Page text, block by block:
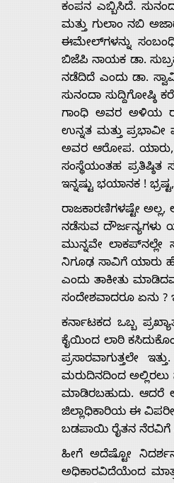
ಕಂಪನ ಎಬ್ಬಿಸಿದೆ.
ಮತ್ತು ಗುಲಾಂ ನಬಿ
ಈಮೇಲ್‌ಗಳನ್ನು
ಬಿಜೆಪಿ ನಾಯಕ ಡಾ.
ನಡೆದಿದೆ ಎಂದು ಡಾ.
ಸುನಂದಾ
ಗಾಂಧಿ ಅವರ ಅಳಿಯ
ಉನ್ನತ ಮತ್ತು ಪ್ರಭಾವೀ
ಅವರ ಆರೋಪ. ಯಾರು,
ಸಂಸ್ಥೆಯಂತಹ ಪ್ರತಿಷ್ಠಿತ
ಇನ್ನಷ್ಟು ಭಯಾನಕ !
ರಾಜಕಾರಣಿಗಳಷ್ಟೇ
ನಡೆಸುವ ದೌರ್ಜನ್ಯಗಳು
ಮುನ್ನವೇ
ನಿಗೂಢ ಸಾವಿಗೆ ಯಾರು
ಎಂದು ತಾಕೀತು
ಸಂದೇಶವಾದರೂ ಏನು ?
ಕರ್ನಾಟಕದ ಒಬ್ಬ
ಕೈಯಿಂದ ಲಾಠಿ
ಪ್ರಸಾರವಾಗುತ್ತಲೇ
ಮರುದಿನದಿಂದ ಅಲ್ಲಿರಲು
ಮಾಡಿರಬಹುದು. ಆದರೆ
ಜಿಲ್ಲಾಧಿಕಾರಿಯ ಈ
ಬಡಪಾಯಿ ರೈತನ ನೆರವಿಗೆ
ಹೀಗೆ ಅದೆಷ್ಟೋ
ಅಧಿಕಾರವಿದೆಯೆಂದ